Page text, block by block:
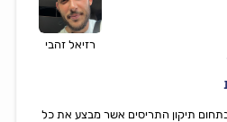
רזיאל זהבי
בתחום תיקון התריסים אשר מבצע את כל